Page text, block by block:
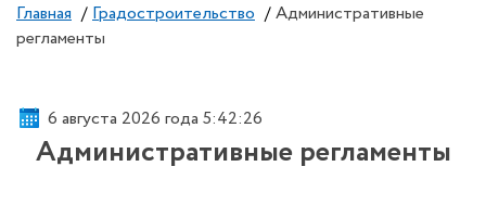
Главная / Градостроительство / Административные
регламенты
6 августа 2026 года 5:42:27
Административные регламенты